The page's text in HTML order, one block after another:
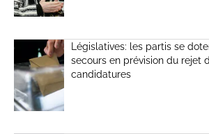
Législatives: les partis se
secours en prévision du rejet
candidatures